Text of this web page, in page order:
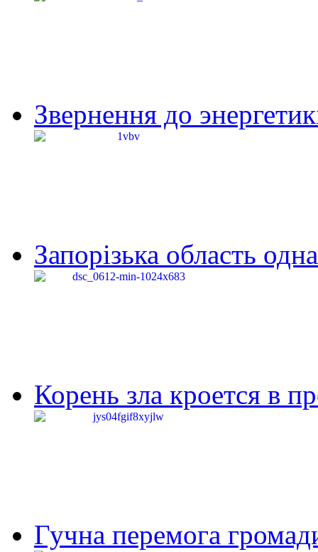
Звернення до
Запорізька область
Корень зла кроется в
Гучна перемога